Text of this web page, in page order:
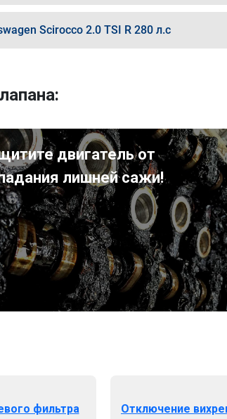
Scirocco 2.0 TSI R 280 л.с
двигатель от
лишней сажи!
фильтра Отключение